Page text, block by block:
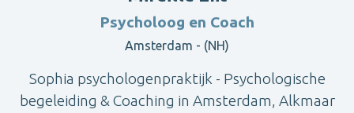
Psycholoog en Coach
Amsterdam - (NH)
Sophia psychologenpraktijk - Psychologische
begeleiding & Coaching in Amsterdam, Alkmaar